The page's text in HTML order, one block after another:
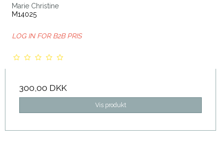
Marie Christine
M14025
LOG IN FOR B2B PRIS
300,00 DKK
Vis produkt